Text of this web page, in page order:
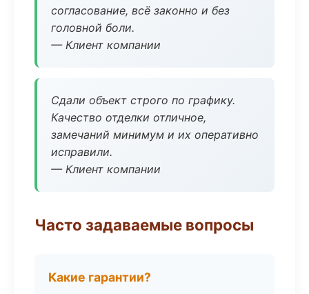
согласование, всё законно и без
головной боли.
— Клиент компании
Сдали объект строго по графику.
Качество отделки отличное,
замечаний минимум и их оперативно
исправили.
— Клиент компании
Часто задаваемые вопросы
Какие гарантии?